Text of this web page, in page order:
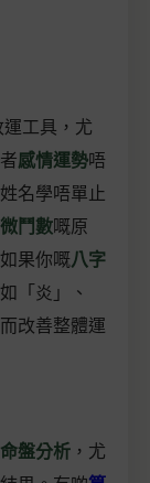
工具，尤
感情運勢唔
名學唔單止
鬥數嘅原
果你嘅八字
「炎」、
改善整體運
命盤分析 ，尤